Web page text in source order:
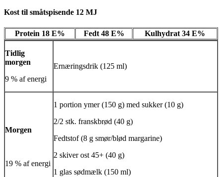
Kost til småtspisende 12 MJ
Protein 18 E% Fedt 48 E% Kulhydrat 34 E%
Tidlig
morgen
9 % af energi
Ernæringsdrik (125 ml)
Morgen
19 % af energi
1 portion ymer (150 g) med sukker (10 g)
2/2 stk. franskbrød (40 g)
Fedtstof (8 g smør/blød margarine)
2 skiver ost 45+ (40 g)
1 glas sødmælk (150 ml)